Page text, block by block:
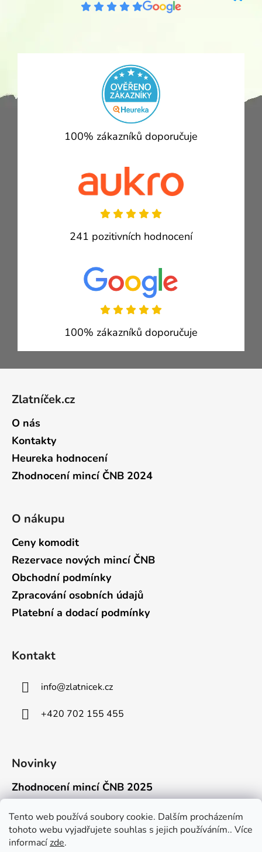
Tento web používá soubory cookie. Dalším procházením
tohoto webu vyjadřujete souhlas s jejich používáním.. Více
informacízde.
100% zákazníků doporučuje
241 pozitivních hodnocení
100% zákazníků doporučuje
Zlatníček.cz
O nás
Kontakty
Heureka hodnocení
Zhodnocení mincí ČNB 2024
O nákupu
Ceny komodit
Rezervace nových mincí ČNB
Obchodní podmínky
Zpracování osobních údajů
Platební a dodací podmínky
Kontakt
info@zlatnicek.cz
+420 702 155 455
Novinky
Zhodnocení mincí ČNB 2025
Připravili jsme pro vás jednoduchý a př...
Mýty o přepravě zlatých mincí mimo EU